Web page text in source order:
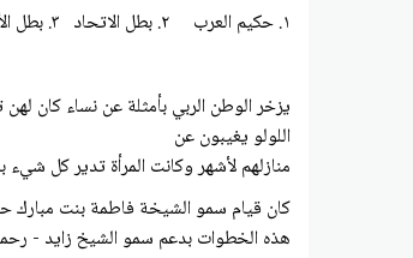
١. حكيم العرب ٢. بطل الاتحاد ٣. بطل الأرض ٤. زايد الوفاء
يزخر الوطن الربي بأمثلة عن نساء كان لهن
اللولو يغيبون عن
منازلهم لأشهر وكانت المرأة تدير كل
هذه الخطوات بدعم سمو الشيخ زايد -